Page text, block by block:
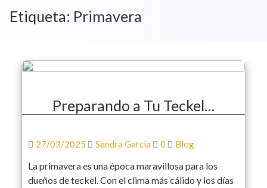
Etiqueta: Primavera
Preparando a Tu Teckel…
27/03/2025 Sandra García 0 Blog
La primavera es una época maravillosa para los
dueños de teckel. Con el clima más cálido y los días